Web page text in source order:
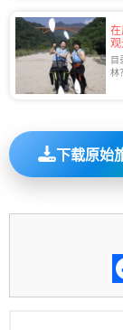
观
目
林
下载原始